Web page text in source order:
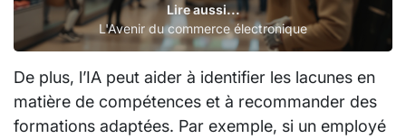
Lire aussi...
L'Avenir du commerce électronique
De plus, l’IA peut aider à identifier les lacunes en
matière de compétences et à recommander des
formations adaptées. Par exemple, si un employé